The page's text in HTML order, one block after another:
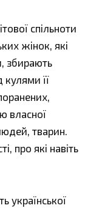
спільноти
жінок, які
збирають
кулями її
власної
тварин.
про які навіть
української